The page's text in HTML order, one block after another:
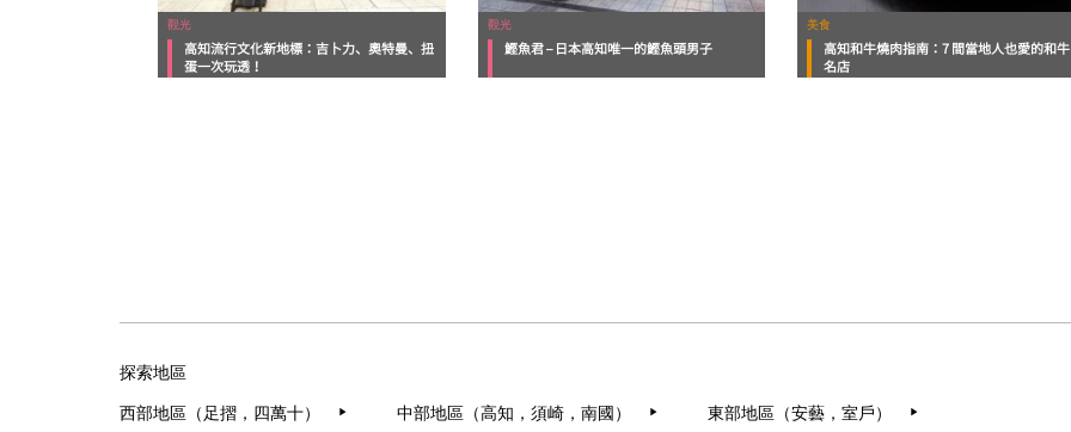
觀光
高知流行文化新地標：吉卜力、奧特曼、扭
蛋一次玩透！
觀光
鰹魚君 – 日本高知唯一的鰹魚頭男子
美食
高知和牛燒肉指南：7 間當地人也愛的和牛
名店
探索地區
西部地區（足摺，四萬十） ▶︎ 中部地區（高知，須崎，南國） ▶︎ 東部地區（安藝，室戶） ▶︎